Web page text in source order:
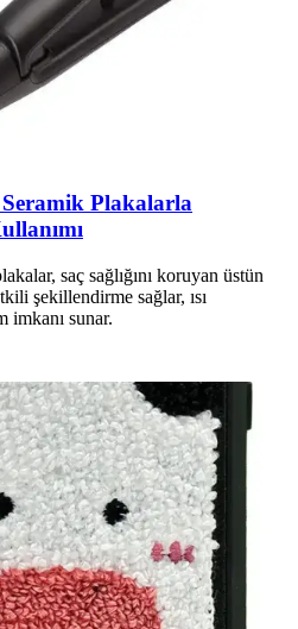
Seramik Plakalarla
saç sağlığını koruyan üstün
şekillendirme sağlar, ısı
imkanı sunar.